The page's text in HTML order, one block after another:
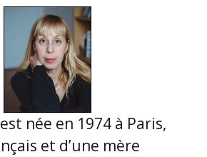
née en 1974 à Paris,
et d’une mère